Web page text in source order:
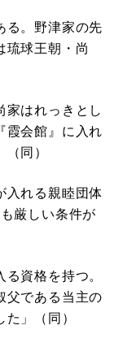
。野津家の先
琉球王朝・尚
家はれっきとし
霞会館』に入れ
同）
れる親睦団体
厳しい条件が
資格を持つ。
父である当主の
」（同）